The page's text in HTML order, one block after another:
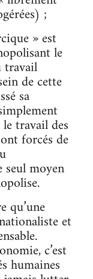
;
» est
le
travail
de cette
sa
travail des
forcés de
moyen
qu’une
et
c’est
humaines